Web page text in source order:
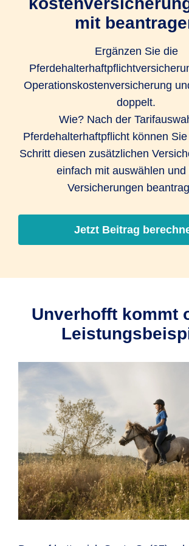
mit
Ergänzen Sie die
Operations­kosten­versicherung
doppelt.
Wie? Nach der
Pferdehalterhaftpflicht können
Schritt diesen zusätzlichen
einfach mit auswählen und
Versicherungen
Jetzt Beitrag
Unverhofft kommt